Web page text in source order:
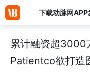
下载动脉网APP
累计融资超3000
Patientco欲打造